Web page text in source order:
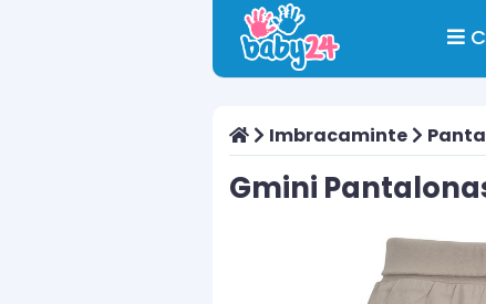
Imbracaminte
Gmini